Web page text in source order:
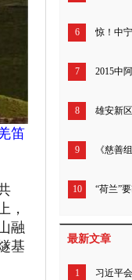
笛
，
融
基
6 惊！中
7 2015中
8 雄安新
9 《慈善
10 “荷兰”
最新文章
1 习近平